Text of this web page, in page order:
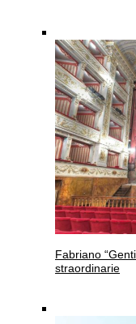
Fabriano
straordinarie